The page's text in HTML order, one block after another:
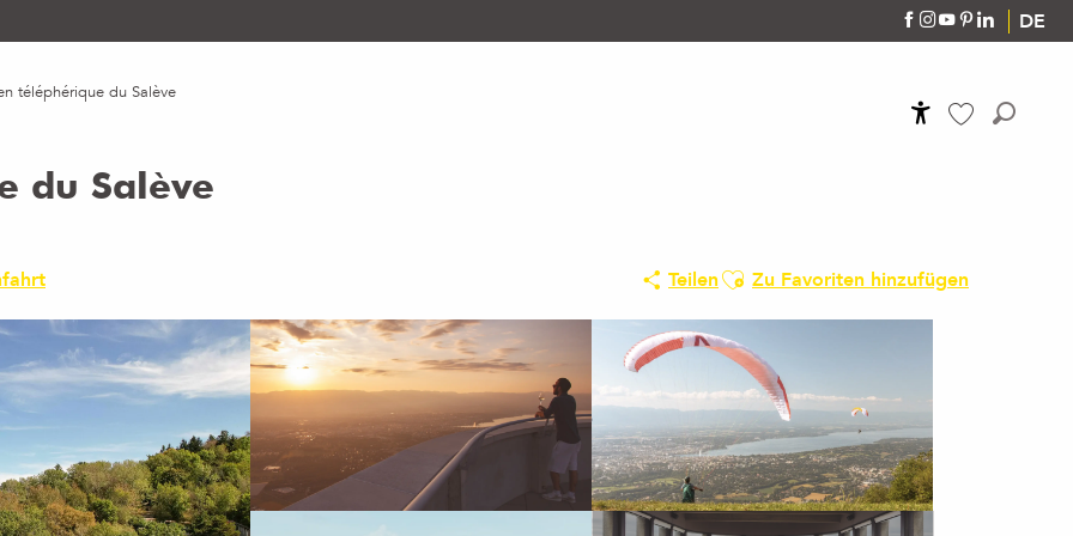
DE
téléphérique du Salève
du Salève
TeilenAjouter aux favoris
Zu Favoriten hinzufügen